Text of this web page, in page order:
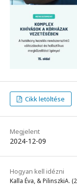
Cikk letöltése
Megjelent
2024-12-09
Hogyan kell idézni
Kalla Éva, & PilinszkiA.